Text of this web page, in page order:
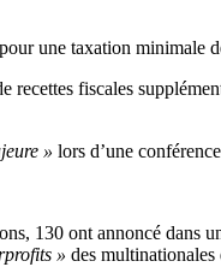
une taxation minimale
recettes fiscales
» lors d’une
130 ont annoncé
» des